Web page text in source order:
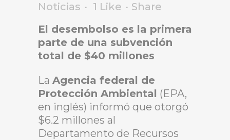
Noticias
1 Like
Share
El desembolso es la primera
parte de una subvención
total de $40 millones
La Agencia federal de
Protección Ambiental (EPA,
en inglés) informó que otorgó
$6.2 millones al
Departamento de Recursos